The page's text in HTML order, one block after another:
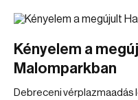
Kényelem a
Malomparkban
Debreceni